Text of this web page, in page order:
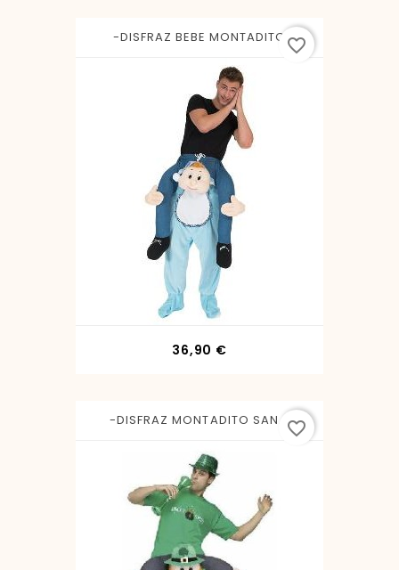
-DISFRAZ BEBE MONTADITO
36,90 €
favorite_border
-DISFRAZ MONTADITO SAN...favorite_border